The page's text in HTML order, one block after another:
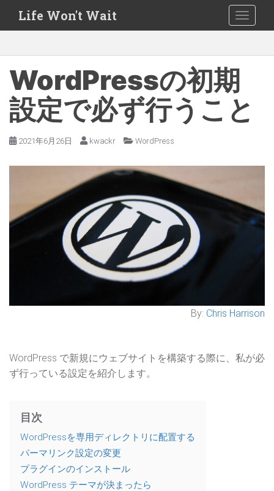
p
Life Won't Wait
WordPressの初期
設定で必ず行うこと
2021年6月26日 kwackr WordPress
By: Chris Harrison
WordPress で新規にウェブサイトを構築する際に、私が必
ず行っている設定を紹介します。
目次
WordPressを専用ディレクトリに配置する
パーマリンク設定の変更
プラグインのインストール
WordPress テーマが決まったら